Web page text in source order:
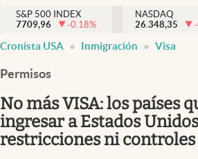
DÓLAR
Inmigración
Espiritual
Streaming
S&P 500 INDEX
7709,96
-0.18%
NASDAQ
26.348,35
Cronista USA Inmigración Visa
Permisos
No más VISA: los países
ingresar a Estados
restricciones ni